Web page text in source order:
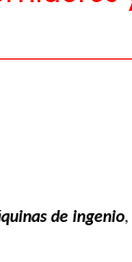
de ingenio,